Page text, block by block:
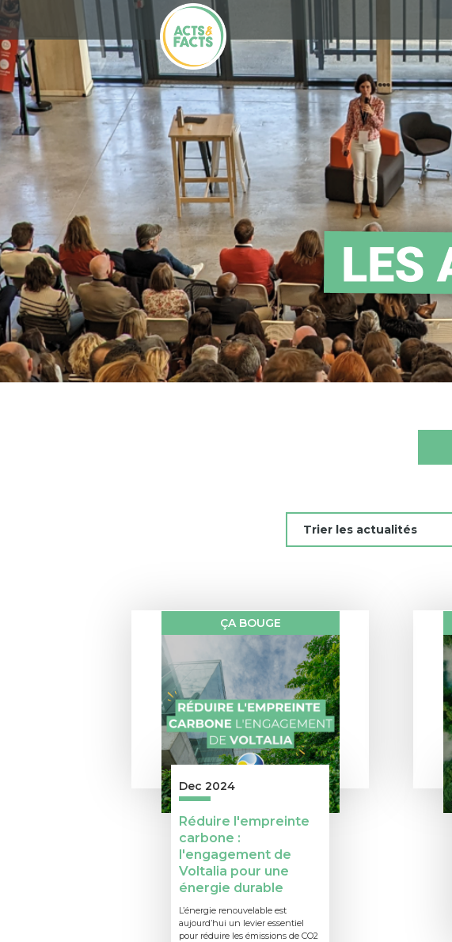
Trier les actualités
ÇA BOUGE
Dec 2024
Réduire l'empreinte
carbone :
l'engagement de
Voltalia pour une
énergie durable
L’énergie renouvelable est
aujourd’hui un levier essentiel
pour réduire les émissions de CO2